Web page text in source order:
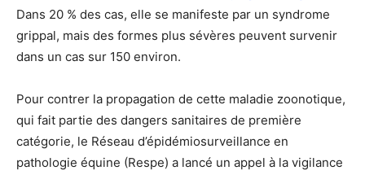
Dans 20 % des cas, elle se manifeste par un syndrome
grippal, mais des formes plus sévères peuvent survenir
dans un cas sur 150 environ.
Pour contrer la propagation de cette maladie zoonotique,
qui fait partie des dangers sanitaires de première
catégorie, le Réseau d’épidémiosurveillance en
pathologie équine (Respe) a lancé un appel à la vigilance